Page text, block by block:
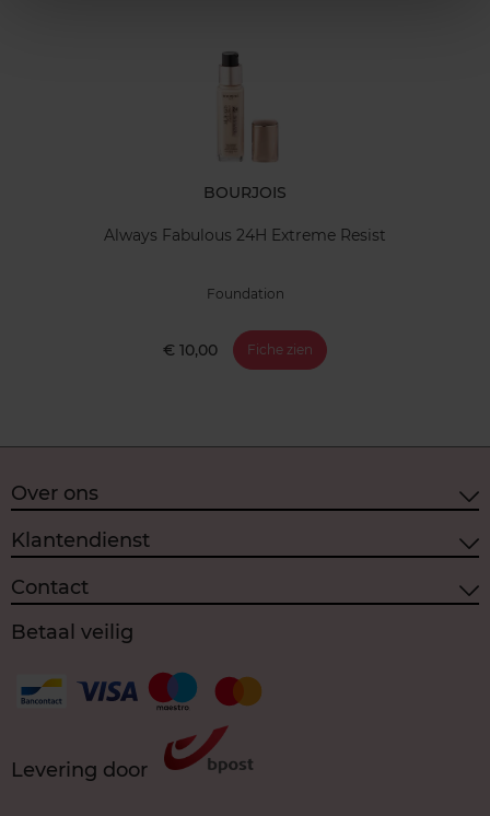
BOURJOIS
Always Fabulous 24H Extreme Resist
Foundation
€ 10,00 Fiche zien
Over ons
Klantendienst
Contact
Betaal veilig
Levering door